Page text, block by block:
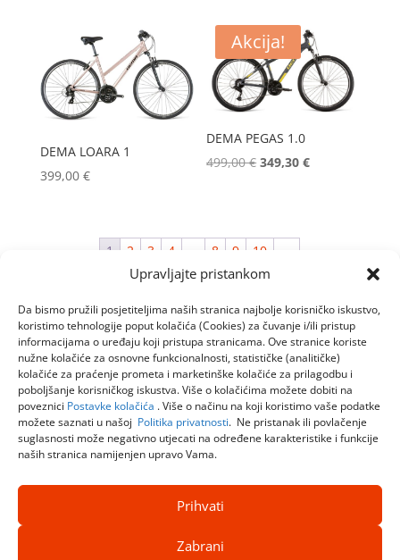
Upravljajte pristankom
Da bismo pružili posjetiteljima naših stranica najbolje korisničko iskustvo,
koristimo tehnologije poput kolačića (Cookies) za čuvanje i/ili pristup
informacijama o uređaju koji pristupa stranicama. Ove stranice koriste
nužne kolačiće za osnovne funkcionalnosti, statističke (analitičke)
kolačiće za praćenje prometa i marketinške kolačiće za prilagodbu i
poboljšanje korisničkog iskustva. Više o kolačićima možete dobiti na
poveznici Postavke kolačića . Više o načinu na koji koristimo vaše podatke
možete saznati u našoj Politika privatnosti. Ne pristanak ili povlačenje
suglasnosti može negativno utjecati na određene karakteristike i funkcije
naših stranica namijenjen upravo Vama.
Prihvati
Zabrani
DEMA LOARA 1
399,00 €
Akcija!
DEMA PEGAS 1.0
499,00€ Izvorna
499,00 €.
349,30€Trenutna
1
2 3 4 8 9 10